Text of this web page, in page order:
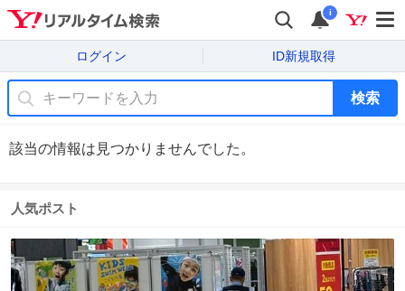
i
ログイン ID新規取得
検索
該当の情報は見つかりませんでした。
人気ポスト